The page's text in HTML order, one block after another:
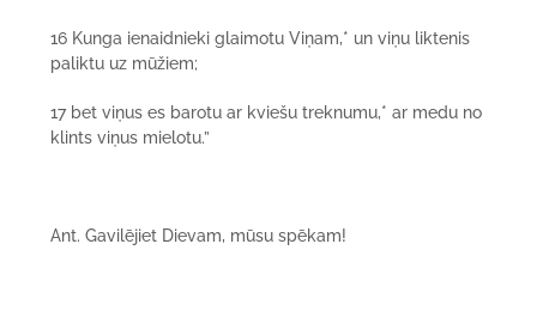
16 Kunga ienaidnieki glaimotu Viņam,* un viņu liktenis
paliktu uz mūžiem;
17 bet viņus es barotu ar kviešu treknumu,* ar medu no
klints viņus mielotu.”
Ant. Gavilējiet Dievam, mūsu spēkam!